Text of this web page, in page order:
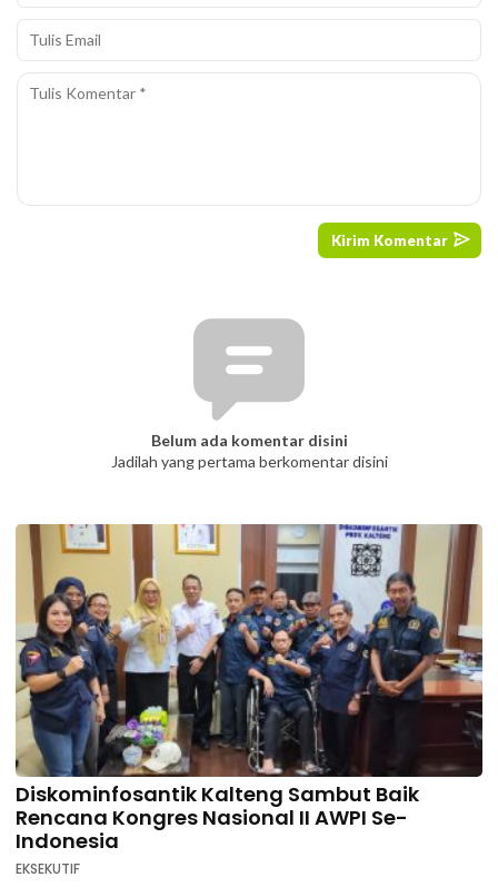
Belum ada komentar disini
Jadilah yang pertama berkomentar disini
Diskominfosantik Kalteng Sambut Baik
Rencana Kongres Nasional II AWPI Se-
Indonesia
EKSEKUTIF